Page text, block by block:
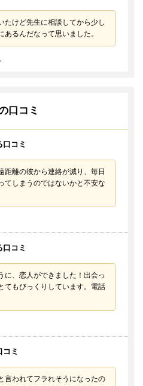
たけど先生に相談してから少し
るんだなって思いました。
口コミ
口コミ
距離の彼から連絡が減り、毎日
てしまうのではないかと不安な
口コミ
に、恋人ができました！出会っ
てもびっくりしています。電話
コミ
言われてフラれそうになったの